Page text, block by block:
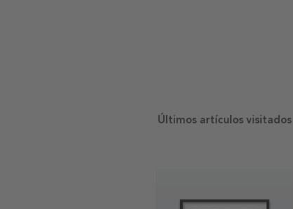
Últimos artículos visitados